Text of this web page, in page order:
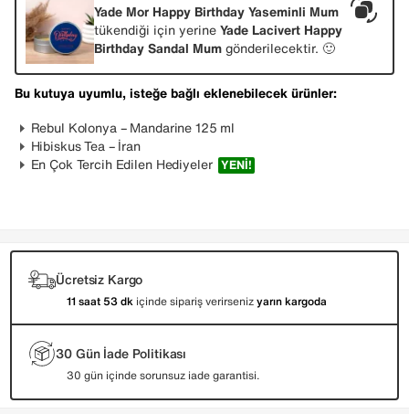
Yade Mor Happy Birthday Yaseminli Mum
tükendiği için yerineYade Lacivert Happy
Birthday Sandal Mumgönderilecektir. 🙂
Bu kutuya uyumlu, isteğe bağlı eklenebilecek ürünler:
Rebul Kolonya – Mandarine 125 ml
Hibiskus Tea – İran
En Çok Tercih Edilen Hediyeler YENI!
Ücretsiz Kargo
11 saat 53 dk içinde sipariş verirsenizyarın kargoda
30 Gün İade Politikası
30 gün içinde sorunsuz iade garantisi.